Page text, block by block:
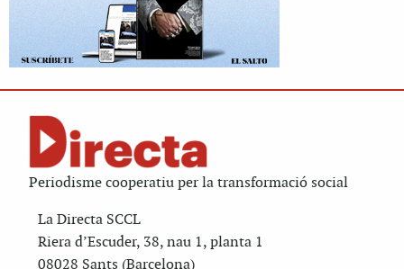
Periodisme cooperatiu per la transformació social
La Directa SCCL
Riera d’Escuder, 38, nau 1, planta 1
08028 Sants (Barcelona)